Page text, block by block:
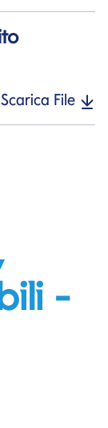
Scarica File
-